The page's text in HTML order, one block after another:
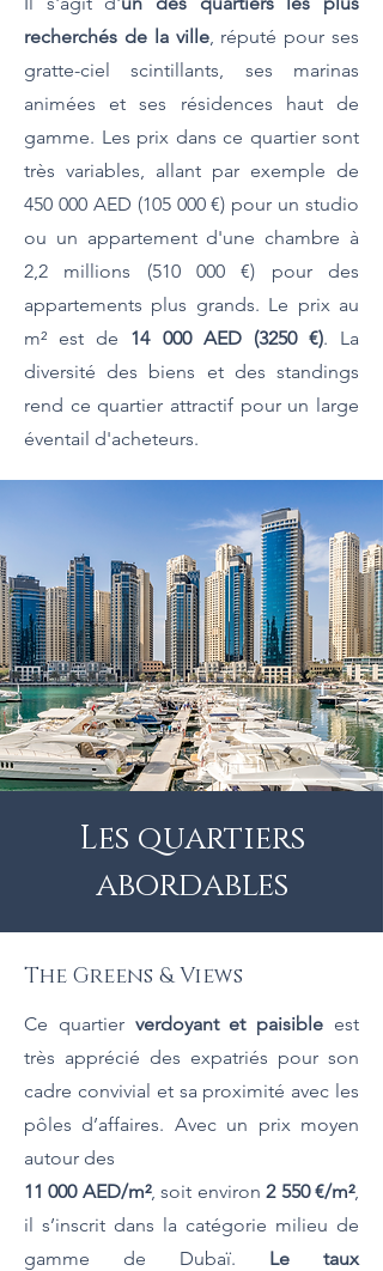
recherchés de la ville, réputé pour ses
gratte-ciel scintillants, ses marinas
animées et ses résidences haut de
gamme. Les prix dans ce quartier sont
très variables, allant par exemple de
450 000 AED (105 000 €) pour un studio
ou un appartement d'une chambre à
2,2 millions (510 000 €) pour des
appartements plus grands. Le prix au
m² est de 14 000 AED (3250 €). La
diversité des biens et des standings
rend ce quartier attractif pour un large
éventail d'acheteurs.
Les quartiers
abordables
The Greens & Views
Ce quartier verdoyant et paisible est
très apprécié des expatriés pour son
cadre convivial et sa proximité avec les
pôles d’affaires. Avec un prix moyen
autour des
11 000 AED/m², soit environ2 550 €/m²,
il s’inscrit dans la catégorie milieu de
gamme de Dubaï. Le
taux